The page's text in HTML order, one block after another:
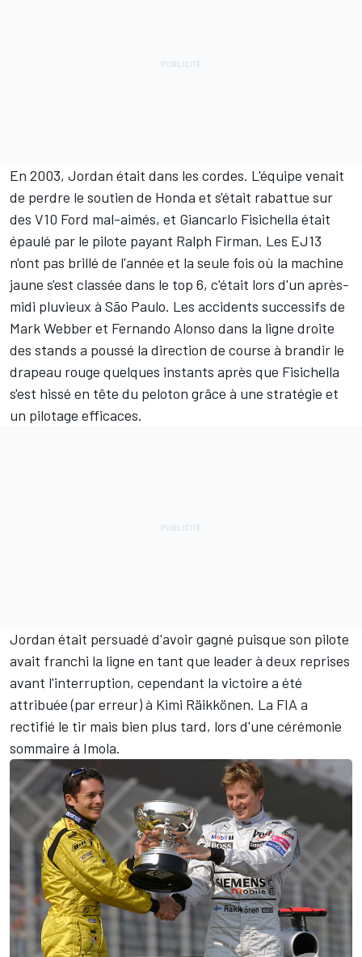
En 2003, Jordan était dans les cordes. L'équipe venait
de perdre le soutien de Honda et s'était rabattue sur
des V10 Ford mal-aimés, et Giancarlo Fisichella était
épaulé par le pilote payant Ralph Firman. Les EJ13
n'ont pas brillé de l'année et la seule fois où la machine
jaune s'est classée dans le top 6, c'était lors d'un après-
midi pluvieux à São Paulo. Les accidents successifs de
Mark Webberet Fernando Alonso dans la ligne droite
des stands a poussé la direction de course à brandir le
drapeau rouge quelques instants après que Fisichella
s'est hissé en tête du peloton grâce à une stratégie et
un pilotage efficaces.
Jordan était persuadé d'avoir gagné puisque son pilote
avait franchi la ligne en tant que leader à deux reprises
avant l'interruption, cependant la victoire a été
attribuée (par erreur) à Kimi Räikkönen. La FIA a
rectifié le tir mais bien plus tard, lors d'une cérémonie
sommaire à Imola.